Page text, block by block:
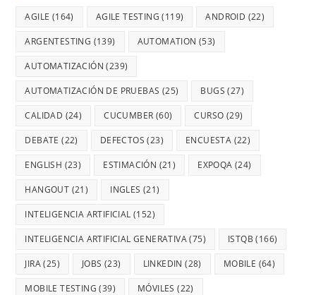
AGILE (164) AGILE TESTING (119) ANDROID (22)
ARGENTESTING (139) AUTOMATION (53)
AUTOMATIZACIÓN (239)
AUTOMATIZACIÓN DE PRUEBAS (25) BUGS (27)
CALIDAD (24) CUCUMBER (60) CURSO (29)
DEBATE (22) DEFECTOS (23) ENCUESTA (22)
ENGLISH (23) ESTIMACIÓN (21) EXPOQA (24)
HANGOUT (21) INGLES (21)
INTELIGENCIA ARTIFICIAL (152)
INTELIGENCIA ARTIFICIAL GENERATIVA(75) ISTQB (166)
JIRA(25) JOBS (23) LINKEDIN (28) MOBILE (64)
MOBILE TESTING (39) MÓVILES (22)